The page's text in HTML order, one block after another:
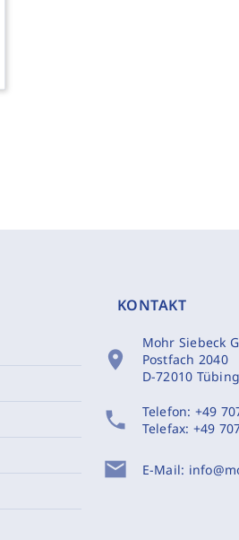
KONTAKT
location_on
Mohr Siebeck
Postfach 2040
D-72010
phone Telefon: +49
Telefax: +49
mail E-Mail: